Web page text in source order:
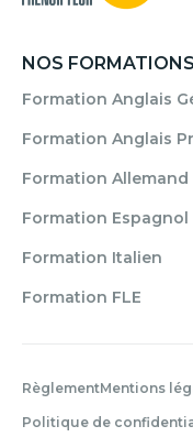
NOS FORMATIONS
Formation Anglais
Formation Anglais
Formation Allemand
Formation Espagnol
Formation Italien
Formation FLE
RèglementMentions
Politique de